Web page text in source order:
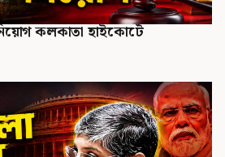
কলকাতা হাইকোর্টে